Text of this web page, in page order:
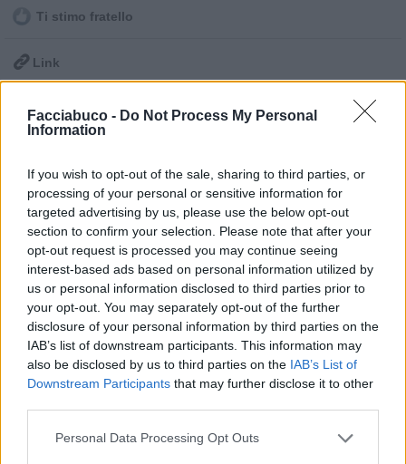
Facciabuco - Do Not Process My Personal
Information
If you wish to opt-out of the sale, sharing to third parties, or
processing of your personal or sensitive information for
targeted advertising by us, please use the below opt-out
section to confirm your selection. Please note that after your
opt-out request is processed you may continue seeing
interest-based ads based on personal information utilized by
us or personal information disclosed to third parties prior to
your opt-out. You may separately opt-out of the further
disclosure of your personal information by third parties on the
IAB’s list of downstream participants. This information may
also be disclosed by us to third parties on the IAB’s List of
Downstream Participants that may further disclose it to other
Personal Data Processing Opt Outs
Ti stimo fratello
 Link
Salva
Chiacchiera
Barrosu livello 5
16 Agosto 2021 - 3.924 visualizzazioni
Ma sto patentino?un incubo...
Stime: 13  Commenti: 19
Ti stimo fratello
Link